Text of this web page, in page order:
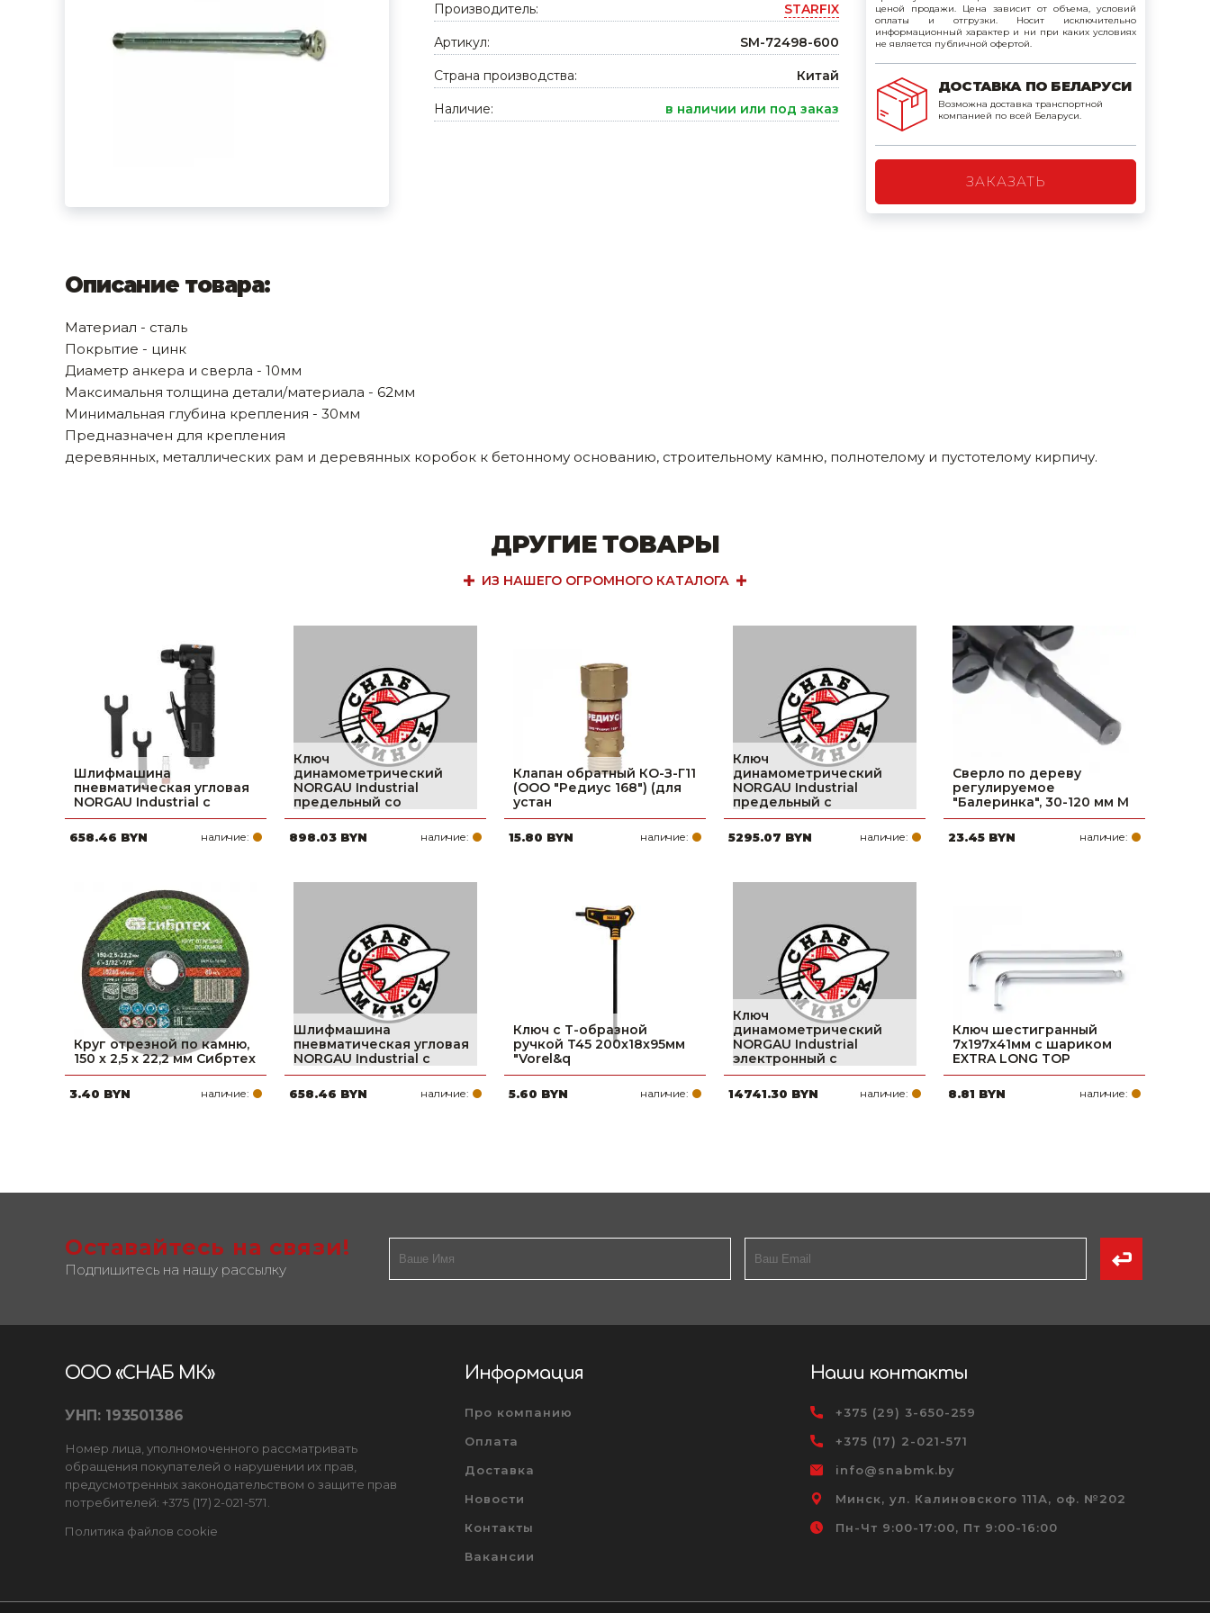
Садовая техника, оснастка и принадлежности
Крепеж и фурнитура
Строительные и отделочные материалы
Садовый инструмент, вазоны, горшки и кашпо, теплицы, парники
Автоклавы. Дистилляторы
Дистилляторы
Ниппельные поилки для
свиней
Чашечные поилки
Производитель: STARFIX
Артикул: SM-72498-600
Страна производства: Китай
Наличие: в наличии или под заказ
ценой продажи. Цена зависит от объема, условий
оплаты и отгрузки. Носит исключительно
информационный характер и ни при каких условиях
не является публичной офертой.
ДОСТАВКА ПО БЕЛАРУСИ
Возможна доставка транспортной
компанией по всей Беларуси.
ЗАКАЗАТЬ
Описание товара:
Материал - сталь
Покрытие - цинк
Диаметр анкера и сверла - 10мм
Максимальня толщина детали/материала - 62мм
Минимальная глубина крепления - 30мм
Предназначен для крепления
деревянных, металлических рам и деревянных коробок к бетонному основанию, строительному камню, полнотелому и пустотелому кирпичу.
ДРУГИЕ ТОВАРЫ
ИЗ НАШЕГО ОГРОМНОГО КАТАЛОГА
Шлифмашина
пневматическая угловая
NORGAU Industrial с
658.46 BYN наличие:
Ключ
динамометрический
NORGAU Industrial
предельный со
898.03 BYN наличие:
Клапан обратный КО-З-Г11
(ООО "Редиус 168") (для
устан
15.80 BYN наличие:
Ключ
динамометрический
NORGAU Industrial
предельный с
5295.07 BYN наличие:
Сверло по дереву
регулируемое
"Балеринка", 30-120 мм M
23.45 BYN наличие:
Круг отрезной по камню,
150 х 2,5 х 22,2 мм Сибртех
3.40 BYN наличие:
Шлифмашина
пневматическая угловая
NORGAU Industrial с
658.46 BYN наличие:
Ключ c T-образной
ручкой T45 200х18х95мм
"Vorel&q
5.60 BYN наличие:
Ключ
динамометрический
NORGAU Industrial
электронный с
14741.30 BYN наличие:
Ключ шестигранный
7х197х41мм с шариком
EXTRA LONG TOP
8.81 BYN наличие:
Оставайтесь на связи!
Подпишитесь на нашу рассылку
ООО «СНАБ МК»
УНП: 193501386
Номер лица, уполномоченного рассматривать
обращения покупателей о нарушении их прав,
предусмотренных законодательством о защите прав
потребителей: +375 (17) 2-021-571.
Политика файлов cookie
Информация
Про компанию
Оплата
Доставка
Новости
Контакты
Вакансии
Наши контакты
+375 (29) 3-650-259
+375 (17) 2-021-571
info@snabmk.by
Минск, ул. Калиновского 111А, оф. №202
Пн-Чт 9:00-17:00, Пт 9:00-16:00